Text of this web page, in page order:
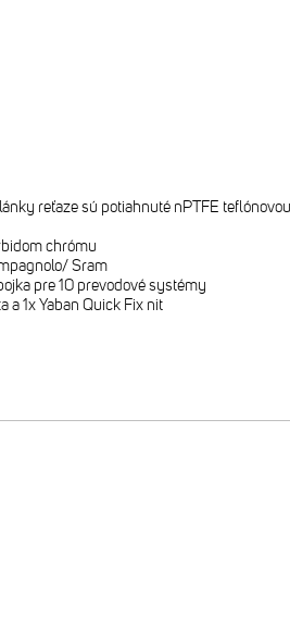
reťaze sú potiahnuté nPTFE
chrómu
Sram
pre 10 prevodové systémy
a 1x Yaban Quick Fix nit